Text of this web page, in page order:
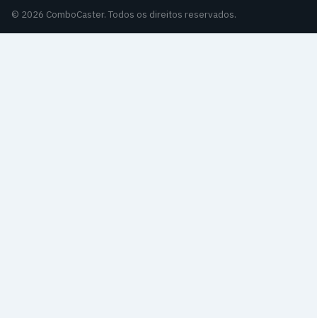
© 2026 ComboCaster. Todos os direitos reservados.